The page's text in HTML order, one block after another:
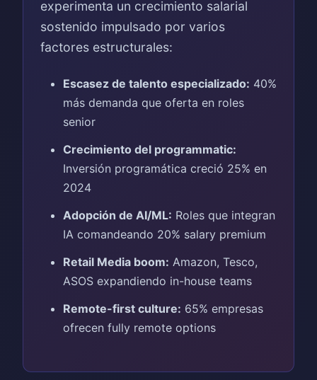
experimenta un crecimiento salarial
sostenido impulsado por varios
factores estructurales:
Escasez de talento especializado: 40%
más demanda que oferta en roles
senior
Crecimiento del programmatic:
Inversión programática creció 25% en
2024
Adopción de AI/ML: Roles que integran
IA comandeando 20% salary premium
Retail Media boom: Amazon, Tesco,
ASOS expandiendo in-house teams
Remote-first culture: 65% empresas
ofrecen fully remote options